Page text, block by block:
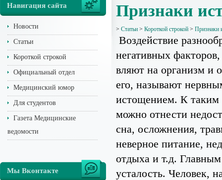
Навигация сайта
Новости
Статьи
Короткой строкой
Официальный отдел
Медицинский юмор
Для студентов
Газета Медицинские
ведомости
Мы Вконтакте
Признаки
> Статьи > Короткой строкой > Признаки
Воздействие
негативных
вляют на организм и
его, называют
истощением. К таким
можно отнести
сна, осложнения,
неверное питание,
отдыха и т.д.
усталость. Человек,